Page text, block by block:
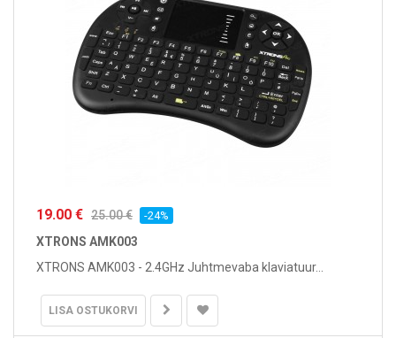
19.00 € 25.00 € -24%
XTRONS AMK003
XTRONS AMK003 - 2.4GHz Juhtmevaba klaviatuur...
LISA OSTUKORVI